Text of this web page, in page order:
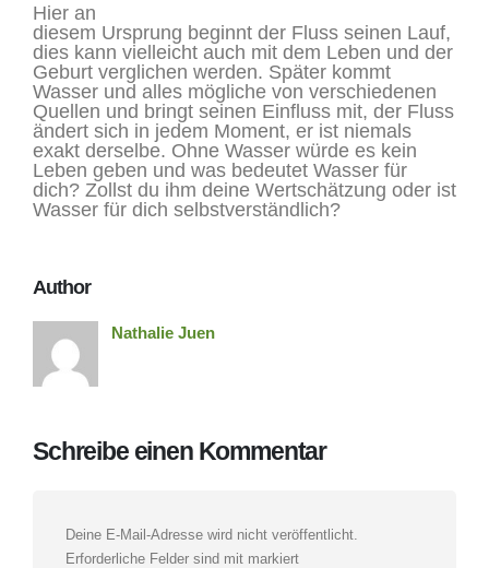
Hier an
diesem Ursprung beginnt der Fluss seinen Lauf,
dies kann vielleicht auch mit dem Leben und der
Geburt verglichen werden. Später kommt
Wasser und alles mögliche von verschiedenen
Quellen und bringt seinen Einfluss mit, der Fluss
ändert sich in jedem Moment, er ist niemals
exakt derselbe. Ohne Wasser würde es kein
Leben geben und was bedeutet Wasser für
dich? Zollst du ihm deine Wertschätzung oder ist
Wasser für dich selbstverständlich?
Author
Nathalie Juen
Schreibe einen Kommentar
Deine E-Mail-Adresse wird nicht veröffentlicht.
Erforderliche Felder sind mit markiert